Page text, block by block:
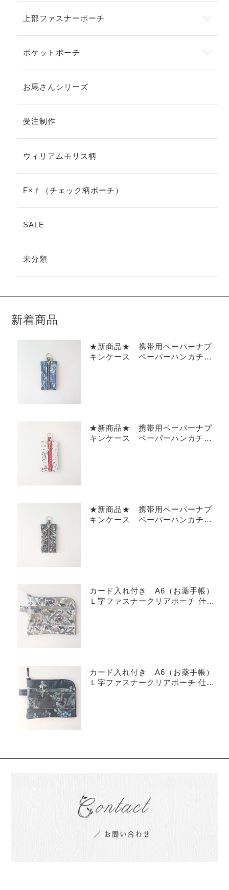
上部ファスナーポーチ
ポケットポーチ
お馬さんシリーズ
受注制作
ウィリアムモリス柄
F×ｆ（チェック柄ポーチ）
SALE
未分類
新着商品
★新商品★ 携帯用ペーパーナプ
キンケース ペーパーハンカチ
★新商品★ 携帯用ペーパーナプ
キンケース ペーパーハンカチ
★新商品★ 携帯用ペーパーナプ
キンケース ペーパーハンカチ
カード入れ付き A6（お薬手帳）
Ｌ字ファスナークリアポーチ 仕切
カード入れ付き A6（お薬手帳）
Ｌ字ファスナークリアポーチ 仕切